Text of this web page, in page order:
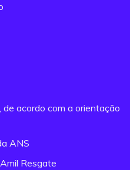
de acordo com a orientação
ANS
Resgate